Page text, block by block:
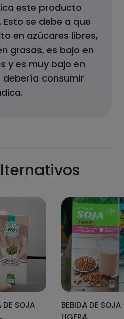
este producto
. Esto se debe a que
en azúcares libres,
grasas, es bajo en
y es muy bajo en
debería consumir
DE SOJA
BEBIDA DE SOJA